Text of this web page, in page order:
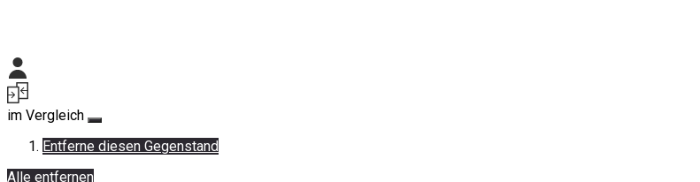
im Vergleich
Entferne diesen Gegenstand
Alle entfernen